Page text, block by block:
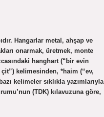
Hangarlar metal, ahşap ve
onarmak, üretmek, monte
hanghart (“bir evin
kelimesinden, *haim (“ev,
kelimeler sıklıkla yazımlarıyla
(TDK) kılavuzuna göre,